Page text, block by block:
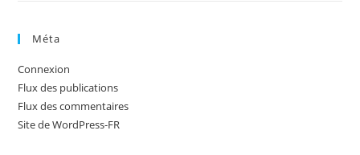
Méta
Connexion
Flux des publications
Flux des commentaires
Site de WordPress-FR